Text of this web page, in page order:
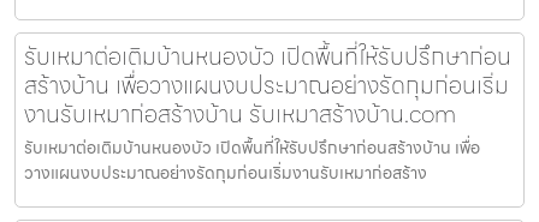
รับเหมาต่อเติมบ้านหนองบัว เปิดพื้นที่ให้รับปรึกษาก่อน
สร้างบ้าน เพื่อวางแผนงบประมาณอย่างรัดกุมก่อนเริ่ม
งานรับเหมาก่อสร้างบ้าน รับเหมาสร้างบ้าน.com
รับเหมาต่อเติมบ้านหนองบัว เปิดพื้นที่ให้รับปรึกษาก่อนสร้างบ้าน เพื่อ
วางแผนงบประมาณอย่างรัดกุมก่อนเริ่มงานรับเหมาก่อสร้าง